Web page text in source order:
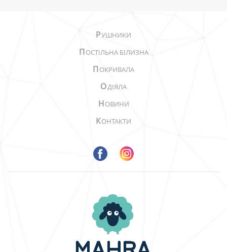
РУШНИКИ
ПОСТІЛЬНА БІЛИЗНА
ПОКРИВАЛА
ОДІЯЛА
НОВИНИ
КОНТАКТИ